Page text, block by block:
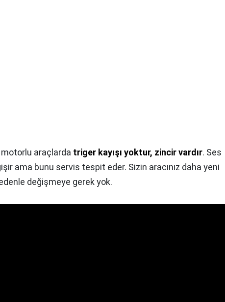
araçlarda triger kayışı yoktur, zincir vardır. Ses
ama bunu servis tespit eder. Sizin aracınız daha yeni
değişmeye gerek yok.